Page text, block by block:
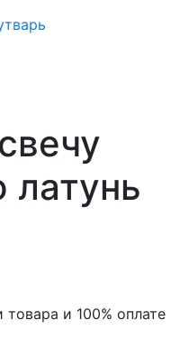
латунь
и 100% оплате